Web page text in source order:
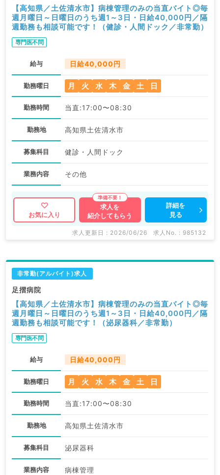
【高知県／土佐清水市】病棟管理のみの当直バイト◎毎
週月曜日～日曜日のうち週1～3日・日給40,000円／隔
週勤務も相談可能です！（健診・人間ドック／非常勤）
専門医不問
給与 日給40,000円
勤務曜日 月 火 水 木 金 土 日
勤務時間 当直:17:00〜08:30
勤務地 高知県土佐清水市
募集科目 健診・人間ドック
業務内容 その他
お気に入り
求人を
紹介してもらう
詳細を
見る
求人更新日 : 2026/06/26 求人No. : 985132
非常勤(アルバイト)求人
足摺病院
【高知県／土佐清水市】病棟管理のみの当直バイト◎毎
週月曜日～日曜日のうち週1～3日・日給40,000円／隔
週勤務も相談可能です！（泌尿器科／非常勤）
専門医不問
給与 日給40,000円
勤務曜日 月 火 水 木 金 土 日
勤務時間 当直:17:00〜08:30
勤務地 高知県土佐清水市
募集科目 泌尿器科
業務内容 病棟管理